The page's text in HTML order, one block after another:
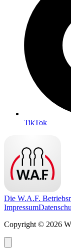
TikTok
Die W.A.F.
Impressum
Copyright © 2026